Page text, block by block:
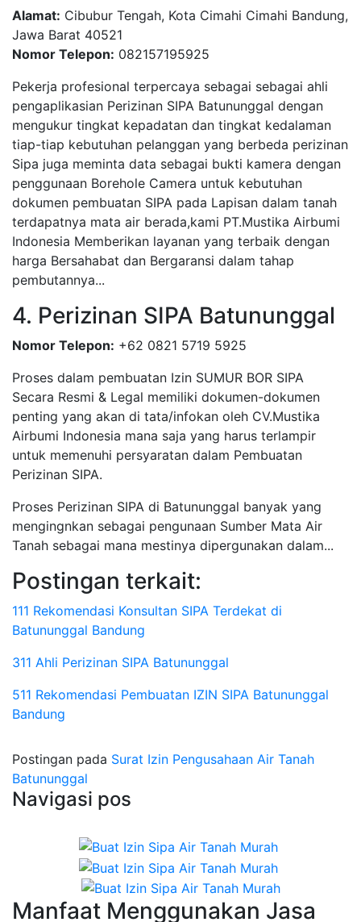
Alamat: Cibubur Tengah, Kota Cimahi Cimahi Bandung,
Jawa Barat 40521
Nomor Telepon: 082157195925
Pekerja profesional terpercaya sebagai sebagai ahli
pengaplikasian Perizinan SIPA Batununggal dengan
mengukur tingkat kepadatan dan tingkat kedalaman
tiap-tiap kebutuhan pelanggan yang berbeda perizinan
Sipa juga meminta data sebagai bukti kamera dengan
penggunaan Borehole Camera untuk kebutuhan
dokumen pembuatan SIPA pada Lapisan dalam tanah
terdapatnya mata air berada,kami PT.Mustika Airbumi
Indonesia Memberikan layanan yang terbaik dengan
harga Bersahabat dan Bergaransi dalam tahap
pembutannya...
4. Perizinan SIPA Batununggal
Nomor Telepon: +62 0821 5719 5925
Proses dalam pembuatan Izin SUMUR BOR SIPA
Secara Resmi & Legal memiliki dokumen-dokumen
penting yang akan di tata/infokan oleh CV.Mustika
Airbumi Indonesia mana saja yang harus terlampir
untuk memenuhi persyaratan dalam Pembuatan
Perizinan SIPA.
Proses Perizinan SIPA di Batununggal banyak yang
mengingnkan sebagai pengunaan Sumber Mata Air
Tanah sebagai mana mestinya dipergunakan dalam...
Postingan terkait:
111 Rekomendasi Konsultan SIPA Terdekat di
Batununggal Bandung
311 Ahli Perizinan SIPA Batununggal
511 Rekomendasi Pembuatan IZIN SIPA Batununggal
Bandung
Postingan pada Surat Izin Pengusahaan Air Tanah
Batununggal
Navigasi pos
Manfaat Menggunakan Jasa